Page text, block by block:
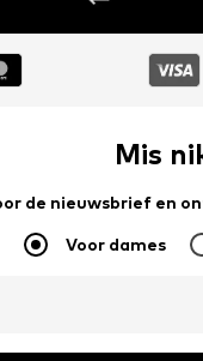
Mis
de nieuwsbrief en
Voor dames